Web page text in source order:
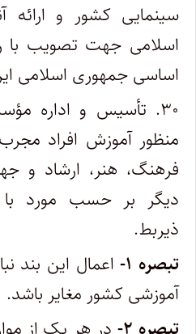
سینمایی کشور و
اساسی‌ جمهوری اسلامی
۳۰. تأسیس و اداره
منظور آموزش افراد
فرهنگ، هنر، ارشاد و
دیگر بر حسب مورد با
ذیربط.
‌تبصره ۱-
اعمال این بند
آموزشی کشور مغایر باشد.